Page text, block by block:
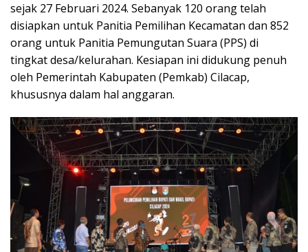
sejak 27 Februari 2024. Sebanyak 120 orang telah
disiapkan untuk Panitia Pemilihan Kecamatan dan 852
orang untuk Panitia Pemungutan Suara (PPS) di
tingkat desa/kelurahan. Kesiapan ini didukung penuh
oleh Pemerintah Kabupaten (Pemkab) Cilacap,
khususnya dalam hal anggaran.